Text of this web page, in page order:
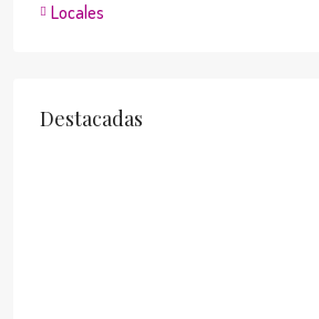
Locales
Destacadas